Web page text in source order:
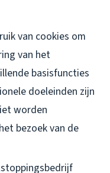
van cookies om
van het
basisfuncties
doeleinden zijn
worden
bezoek van de